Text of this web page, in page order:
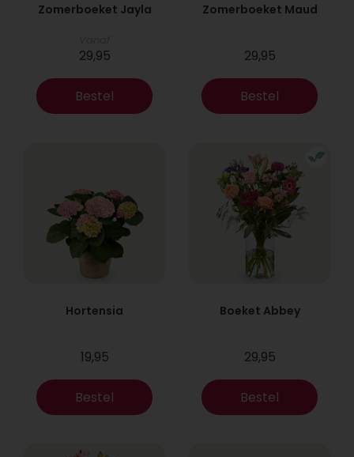
Zomerboeket Jayla
29,95
Bestel
Zomerboeket Maud
29,95
Bestel
Hortensia
19,95
Bestel
Boeket Abbey
29,95
Bestel